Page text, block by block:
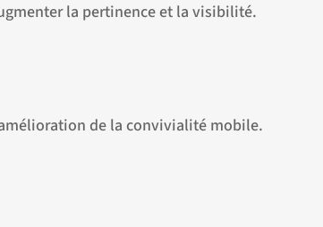
la pertinence et la visibilité.
de la convivialité mobile.